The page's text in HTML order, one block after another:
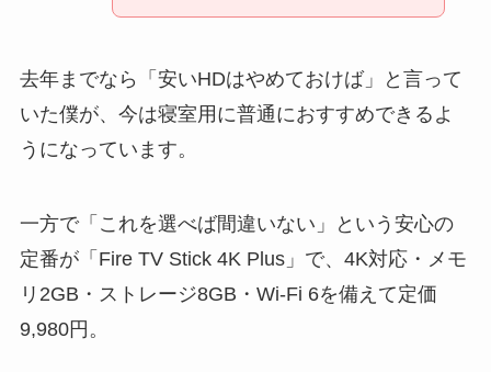
去年までなら「安いHDはやめておけば」と言って
いた僕が、今は寝室用に普通におすすめできるよ
うになっています。
一方で「これを選べば間違いない」という安心の
定番が「Fire TV Stick 4K Plus」で、4K対応・メモ
リ2GB・ストレージ8GB・Wi-Fi 6を備えて定価
9,980円。